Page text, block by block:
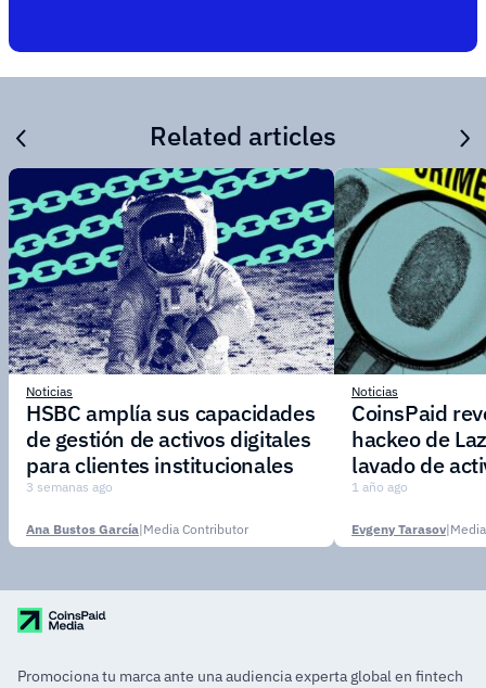
Related articles
Noticias
HSBC amplía sus capacidades
de gestión de activos digitales
para clientes institucionales
3 semanas ago
Ana Bustos García|Media Contributor
Noticias
CoinsPaid
hackeo de
lavado de
1 año ago
Evgeny Tarasov|
Promociona tu marca ante una audiencia experta global en fintech